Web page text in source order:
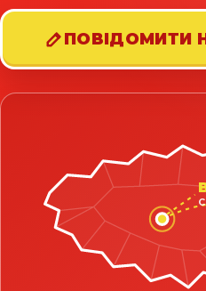
ПОВІДОМИТИ